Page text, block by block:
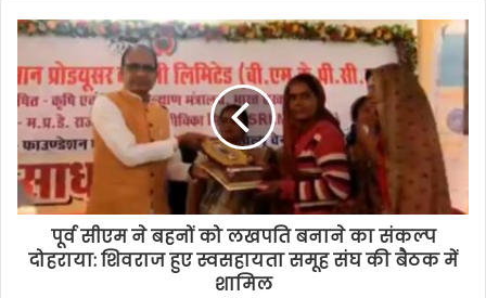
पूर्व सीएम ने बहनों को लखपति बनाने का संकल्प
दोहराया: शिवराज हुए स्वसहायता समूह संघ की बैठक में
शामिल